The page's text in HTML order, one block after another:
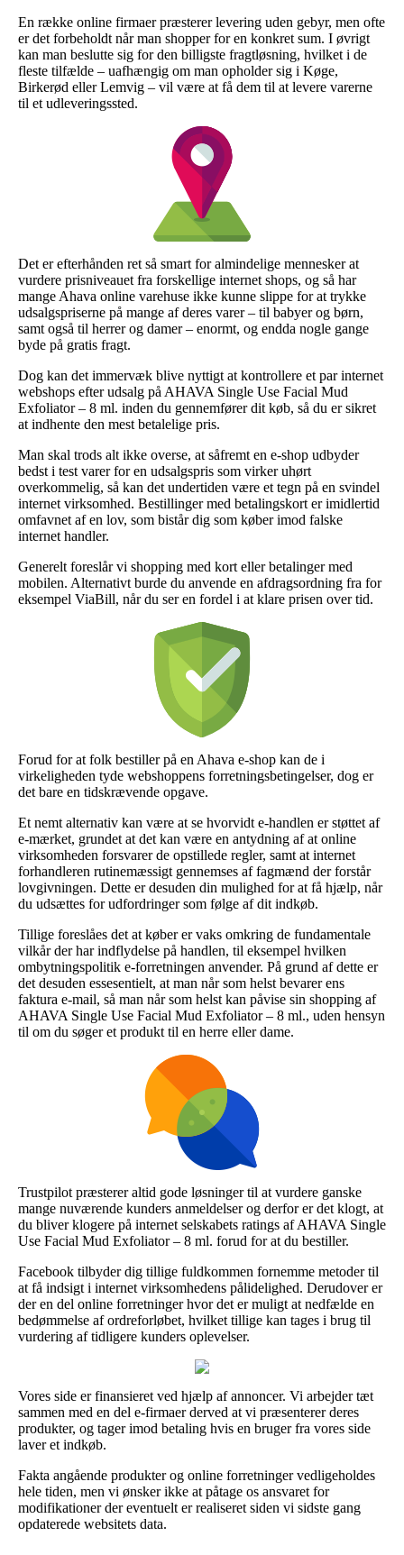
En række online firmaer præsterer levering uden gebyr, men ofte
er det forbeholdt når man shopper for en konkret sum. I øvrigt
kan man beslutte sig for den billigste fragtløsning, hvilket i de
fleste tilfælde – uafhængig om man opholder sig i Køge,
Birkerød eller Lemvig – vil være at få dem til at levere varerne
til et udleveringssted.
Det er efterhånden ret så smart for almindelige mennesker at
vurdere prisniveauet fra forskellige internet shops, og så har
mange Ahava online varehuse ikke kunne slippe for at trykke
udsalgspriserne på mange af deres varer – til babyer og børn,
samt også til herrer og damer – enormt, og endda nogle gange
byde på gratis fragt.
Dog kan det immervæk blive nyttigt at kontrollere et par internet
webshops efter udsalg på AHAVA Single Use Facial Mud
Exfoliator – 8 ml. inden du gennemfører dit køb, så du er sikret
at indhente den mest betalelige pris.
Man skal trods alt ikke overse, at såfremt en e-shop udbyder
bedst i test varer for en udsalgspris som virker uhørt
overkommelig, så kan det undertiden være et tegn på en svindel
internet virksomhed. Bestillinger med betalingskort er imidlertid
omfavnet af en lov, som bistår dig som køber imod falske
internet handler.
Generelt foreslår vi shopping med kort eller betalinger med
mobilen. Alternativt burde du anvende en afdragsordning fra for
eksempel ViaBill, når du ser en fordel i at klare prisen over tid.
Forud for at folk bestiller på en Ahava e-shop kan de i
virkeligheden tyde webshoppens forretningsbetingelser, dog er
det bare en tidskrævende opgave.
Et nemt alternativ kan være at se hvorvidt e-handlen er støttet af
e-mærket, grundet at det kan være en antydning af at online
virksomheden forsvarer de opstillede regler, samt at internet
forhandleren rutinemæssigt gennemses af fagmænd der forstår
lovgivningen. Dette er desuden din mulighed for at få hjælp, når
du udsættes for udfordringer som følge af dit indkøb.
Tillige foreslåes det at køber er vaks omkring de fundamentale
vilkår der har indflydelse på handlen, til eksempel hvilken
ombytningspolitik e-forretningen anvender. På grund af dette er
det desuden essesentielt, at man når som helst bevarer ens
faktura e-mail, så man når som helst kan påvise sin shopping af
AHAVA Single Use Facial Mud Exfoliator – 8 ml., uden hensyn
til om du søger et produkt til en herre eller dame.
Trustpilot præsterer altid gode løsninger til at vurdere ganske
mange nuværende kunders anmeldelser og derfor er det klogt, at
du bliver klogere på internet selskabets ratings af AHAVA Single
Use Facial Mud Exfoliator – 8 ml. forud for at du bestiller.
Facebook tilbyder dig tillige fuldkommen fornemme metoder til
at få indsigt i internet virksomhedens pålidelighed. Derudover er
der en del online forretninger hvor det er muligt at nedfælde en
bedømmelse af ordreforløbet, hvilket tillige kan tages i brug til
vurdering af tidligere kunders oplevelser.
Vores side er finansieret ved hjælp af annoncer. Vi arbejder tæt
sammen med en del e-firmaer derved at vi præsenterer deres
produkter, og tager imod betaling hvis en bruger fra vores side
laver et indkøb.
Fakta angående produkter og online forretninger vedligeholdes
hele tiden, men vi ønsker ikke at påtage os ansvaret for
modifikationer der eventuelt er realiseret siden vi sidste gang
opdaterede websitets data.